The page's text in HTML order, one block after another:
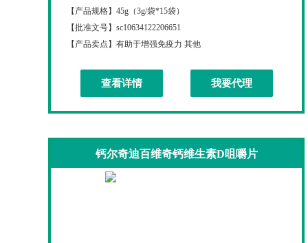
【产品规格】 45g（3g/袋*15袋）
【批准文号】 sc10634122206651
【产品卖点】 有助于增强免疫力 其他
查看详情 我要代理
钙尔奇迪百维奇钙维生素D咀嚼片